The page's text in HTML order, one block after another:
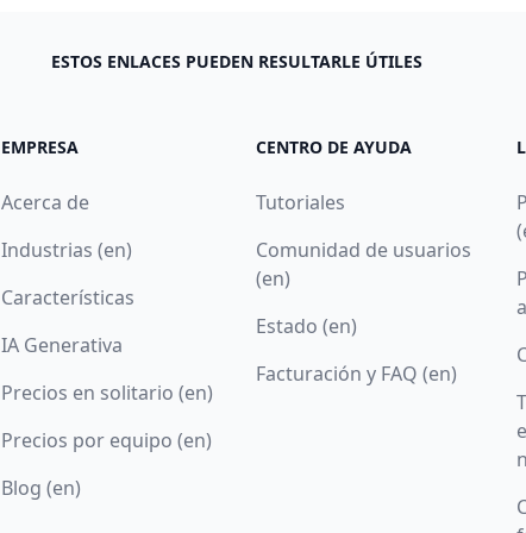
ESTOS ENLACES PUEDEN RESULTARLE ÚTILES
EMPRESA
Acerca de
Industrias (en)
Características
IA Generativa
Precios en solitario (en)
Precios por equipo (en)
Blog (en)
CENTRO DE AYUDA
Tutoriales
Comunidad de usuarios
(en)
Estado (en)
Facturación y FAQ (en)